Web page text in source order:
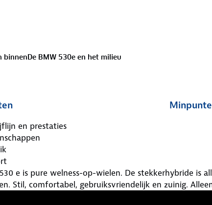
binnenDe BMW 530e en het milieu
en prestaties
e is pure welness-op-wielen. De stekkerhybride is
Stil, comfortabel, gebruiksvriendelijk en zuinig.